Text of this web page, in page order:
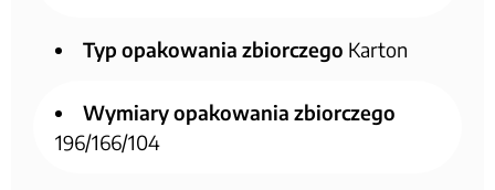
Typ opakowania zbiorczego Karton
Wymiary opakowania zbiorczego
196/166/104